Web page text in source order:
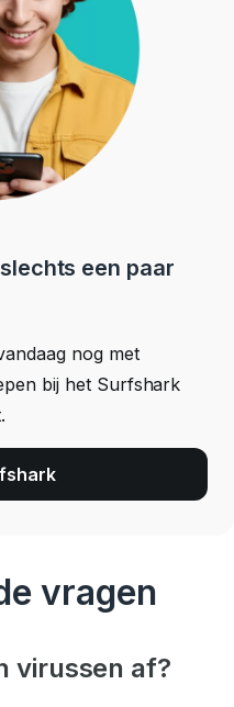
een paar
nog met
bij het Surfshark
vragen
virussen af?